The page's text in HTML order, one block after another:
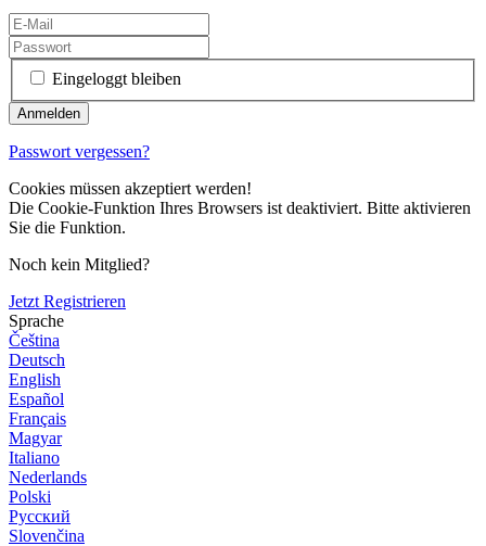
Eingeloggt bleiben
Passwort vergessen?
Cookies müssen akzeptiert werden!
Die Cookie-Funktion Ihres Browsers ist deaktiviert. Bitte aktivieren
Sie die Funktion.
Noch kein Mitglied?
Jetzt Registrieren
Sprache
Čeština
Deutsch
English
Español
Français
Magyar
Italiano
Nederlands
Polski
Русский
Slovenčina